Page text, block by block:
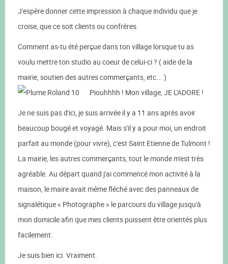
J'espère donner cette impression à chaque individu que je
croise, que ce soit clients ou confrères.
Comment as-tu été perçue dans ton village lorsque tu as
voulu mettre ton studio au coeur de celui-ci ? ( aide de la
mairie, soutien des autres commerçants, etc... )
Piouhhhh ! Mon village, JE L'ADORE !
Je ne suis pas d'ici, je suis arrivée il y a 11 ans après avoir
beaucoup bougé et voyagé. Mais s'il y a pour moi, un endroit
parfait au monde (pour vivre), c'est Saint Etienne de Tulmont !
La mairie, les autres commerçants, tout le monde m'est très
agréable. Au départ quand j'ai commencé mon activité à la
maison, le maire avait même fléché avec des panneaux de
signalétique « Photographe » le parcours du village jusqu'à
mon domicile afin que mes clients puissent être orientés plus
facilement.
Je suis bien ici. Vraiment.